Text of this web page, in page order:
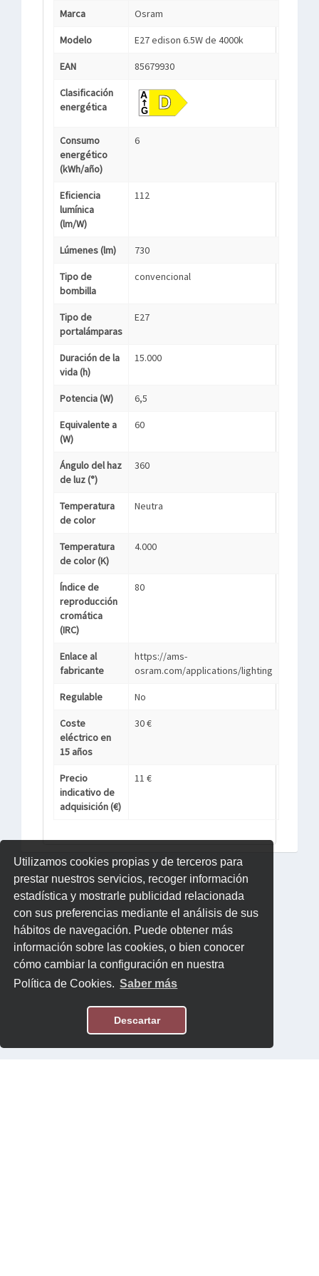
Utilizamos cookies propias y de terceros para
prestar nuestros servicios, recoger información
estadística y mostrarle publicidad relacionada
con sus preferencias mediante el análisis de sus
hábitos de navegación. Puede obtener más
información sobre las cookies, o bien conocer
cómo cambiar la configuración en nuestra
Política de Cookies. Saber más
Descartar
Marca Osram
Modelo E27 edison 6.5W de 4000k
EAN 85679930
Clasificación
energética
Consumo
energético
(kWh/año)
6
Eficiencia
lumínica
(lm/W)
112
Lúmenes (lm) 730
Tipo de
bombilla
convencional
Tipo de
portalámparas
E27
Duración de la
vida (h)
15.000
Potencia (W) 6,5
Equivalente a
(W)
60
Ángulo del haz
de luz (°)
360
Temperatura
de color
Neutra
Temperatura
de color (K)
4.000
Índice de
reproducción
cromática
(IRC)
80
Enlace al
fabricante
https://ams-
osram.com/applications/lighting
Regulable No
Coste
eléctrico en
15 años
30 €
Precio
indicativo de
adquisición (€)
11 €